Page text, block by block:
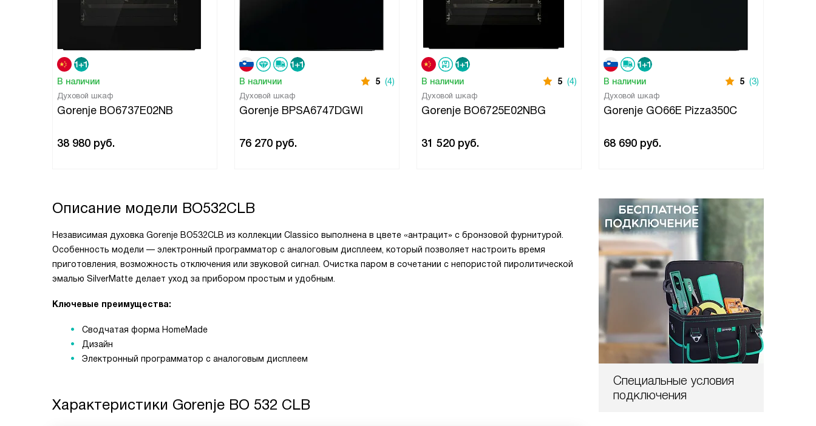
В наличии
Духовой шкаф
Gorenje BO6737E02NB
38 980 руб.
В наличии 5 (4)
Духовой шкаф
Gorenje BPSA6747DGWI
76 270 руб.
В наличии 5 (4)
Духовой шкаф
Gorenje BO6725E02NBG
31 520 руб.
В наличии 5 (3)
Духовой шкаф
Gorenje GO66E Pizza350C
68 690 руб.
Специальные условия
подключения
Описание модели BO532CLB
Независимая духовка Gorenje BO532CLB из коллекции Classico выполнена в цвете «антрацит» с бронзовой фурнитурой.
Особенность модели — электронный программатор с аналоговым дисплеем, который позволяет настроить время
приготовления, возможность отключения или звуковой сигнал. Очистка паром в сочетании с непористой пиролитической
эмалью SilverMatte делает уход за прибором простым и удобным.
Ключевые преимущества:
Сводчатая форма HomeMade
Дизайн
Электронный программатор с аналоговым дисплеем
Характеристики Gorenje BO 532 CLB